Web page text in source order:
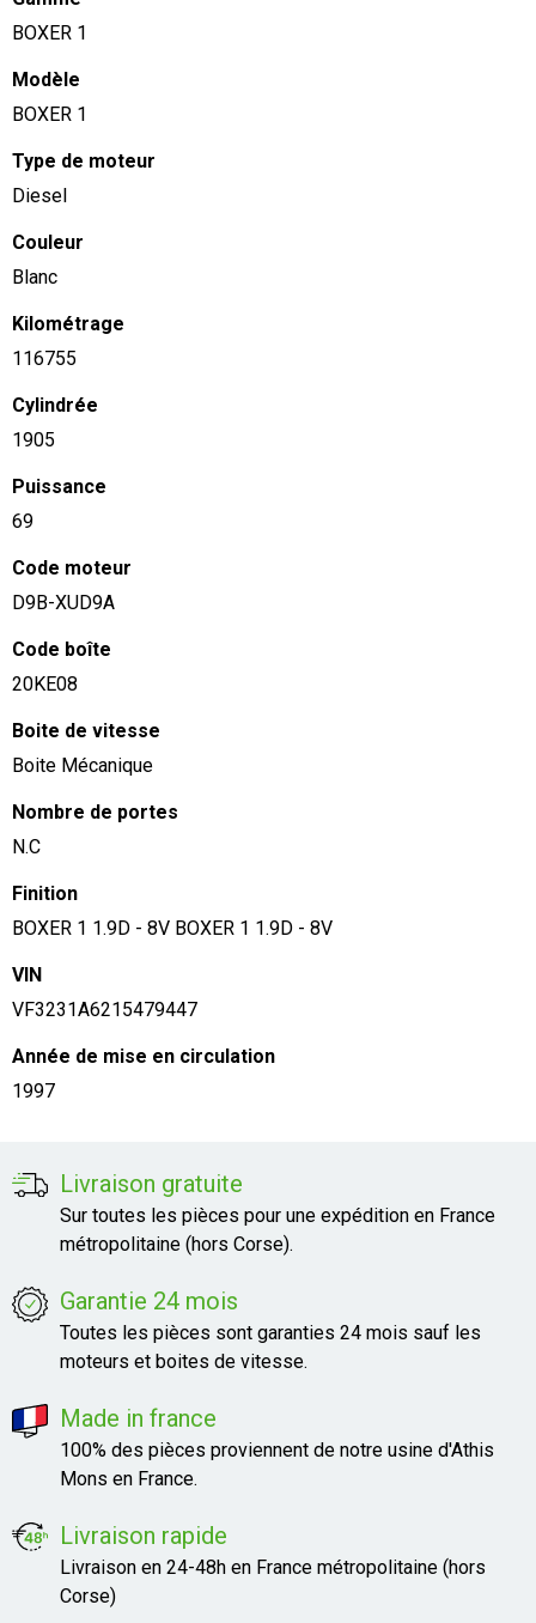
BOXER 1
Modèle
BOXER 1
Type de moteur
Diesel
Couleur
Blanc
Kilométrage
116755
Cylindrée
1905
Puissance
69
Code moteur
D9B-XUD9A
Code boîte
20KE08
Boite de vitesse
Boite Mécanique
Nombre de portes
N.C
Finition
BOXER 1 1.9D - 8V BOXER 1 1.9D - 8V
VIN
VF3231A6215479447
Année de mise en circulation
1997
Livraison gratuite
Sur toutes les pièces pour une expédition en France
métropolitaine (hors Corse).
Garantie 24 mois
Toutes les pièces sont garanties 24 mois sauf les
moteurs et boites de vitesse.
Made in france
100% des pièces proviennent de notre usine d'Athis
Mons en France.
Livraison rapide
Livraison en 24-48h en France métropolitaine (hors
Corse)